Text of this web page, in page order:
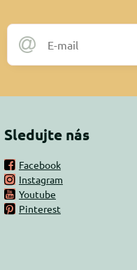
Sledujte nás
Facebook
Instagram
Youtube
Pinterest